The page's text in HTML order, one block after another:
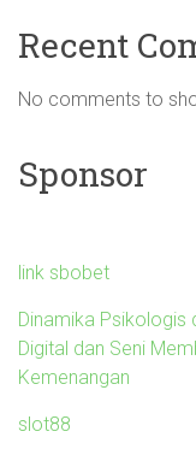
Recent
No comments to
Sponsor
link sbobet
Dinamika Psikologis
Digital dan Seni
Kemenangan
slot88